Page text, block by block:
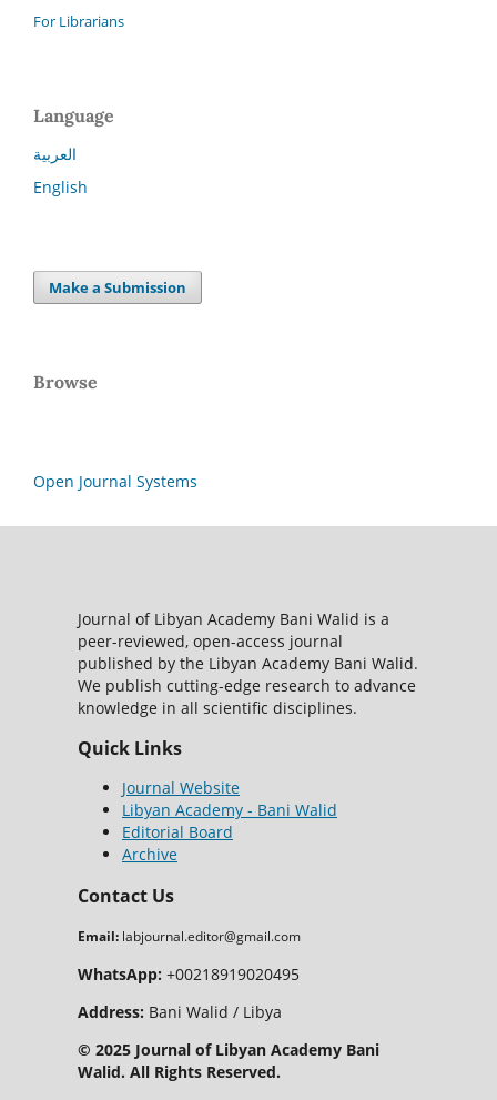
For Librarians
Language
العربية
English
Make a Submission
Browse
Open Journal Systems
Journal of Libyan Academy Bani Walid is a
peer-reviewed, open-access journal
published by the Libyan Academy Bani Walid.
We publish cutting-edge research to advance
knowledge in all scientific disciplines.
Quick Links
Journal Website
Libyan Academy - Bani Walid
Editorial Board
Archive
Contact Us
Email: labjournal.editor@gmail.com
WhatsApp: +00218919020495
Address: Bani Walid / Libya
© 2025 Journal of Libyan Academy Bani
Walid. All Rights Reserved.